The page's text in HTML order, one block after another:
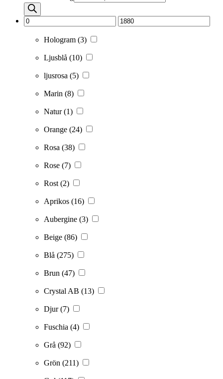
Hologram (3)
Ljusblå (10)
ljusrosa (5)
Marin (8)
Natur(1)
Orange (24)
Rosa (38)
Rose (7)
Rost (2)
Aprikos (16)
Aubergine (3)
Beige (86)
Blå (275)
Brun (47)
Crystal AB (13)
Djur(7)
Fuschia (4)
Grå (92)
Grön (211)